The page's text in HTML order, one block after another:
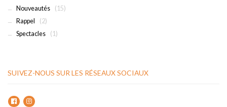
Nouveautés
(15)
Rappel
(2)
Spectacles
(1)
SUIVEZ-NOUS SUR LES RÉSEAUX SOCIAUX